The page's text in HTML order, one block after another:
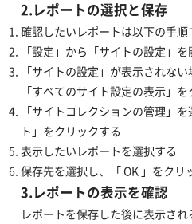
2.レポートの選択と保存
確認したいレポートは以下の手順
「設定」から「サイトの設定」を
「サイトの設定」が表示されな
「すべてのサイト設定の表示」
「サイトコレクションの管理」
ト」をクリックする
表示したいレポートを選択する
保存先を選択し、「 OK 」をクリ
3.レポートの表示を確認
レポートを保存した後に表示さ